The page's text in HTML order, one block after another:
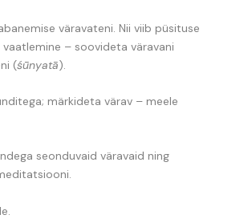
väravateni. Nii viib püsituse
vaatlemine – soovideta väravani
(śūnyatā).
märkideta värav – meele
seonduvaid väravaid ning